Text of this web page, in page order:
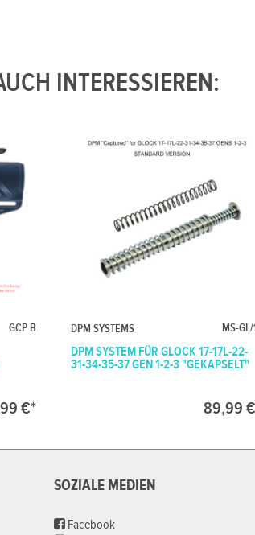
INTERESSIEREN:
GCP B
€*
DPM SYSTEMS MS-GL/
DPM SYSTEM FÜR GLOCK 17-17L-22-
31-34-35-37 GEN 1-2-3 "GEKAPSELT"
89,99
SOZIALE MEDIEN
Facebook